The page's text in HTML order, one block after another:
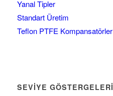
Yanal Tipler
Standart Üretim
Teflon PTFE Kompansatörler
SEVIYE GÖSTERGELERI